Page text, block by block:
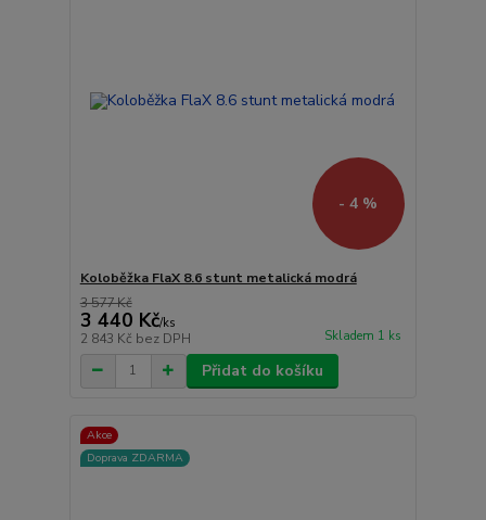
- 4 %
Koloběžka FlaX 8.6 stunt metalická modrá
3 577 Kč
3 440 Kč/ks
2 843 Kč bez DPH Skladem 1 ks
Přidat do košíku
Akce
Doprava ZDARMA